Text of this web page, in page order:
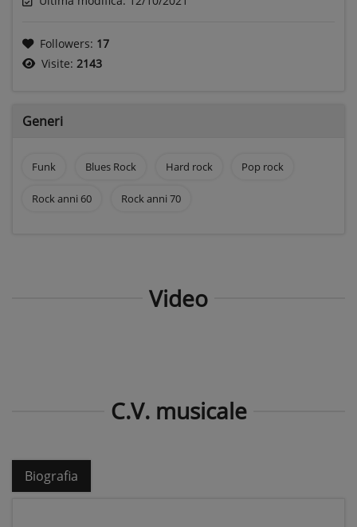
Followers: 17
Visite: 2143
Generi
Funk Blues Rock Hard rock Pop rock
Rock anni 60 Rock anni 70
Video
C.V. musicale
Biografia